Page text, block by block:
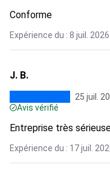
Conforme
Expérience du : 8 juil. 2026
J. B.
25 juil.
Avis vérifié
Entreprise très
Expérience du : 17 juil.